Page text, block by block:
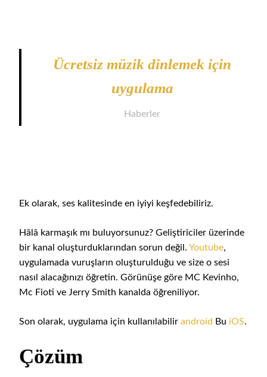
Ücretsiz müzik dinlemek için
uygulama
Haberler
Ek olarak, ses kalitesinde en iyiyi keşfedebiliriz.
Hâlâ karmaşık mı buluyorsunuz? Geliştiriciler üzerinde
bir kanal oluşturduklarından sorun değil. Youtube,
uygulamada vuruşların oluşturulduğu ve size o sesi
nasıl alacağınızı öğretin. Görünüşe göre MC Kevinho,
Mc Fioti ve Jerry Smith kanalda öğreniliyor.
Son olarak, uygulama için kullanılabilir android Bu iOS.
Çözüm